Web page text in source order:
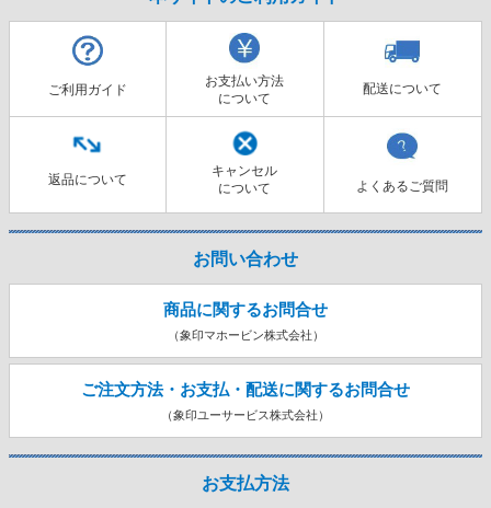
ご利用ガイド
お支払い方法
について
配送について
返品について
キャンセル
について
よくあるご質問
お問い合わせ
商品に関するお問合せ
（象印マホービン株式会社）
ご注文方法・お支払・配送に関するお問合せ
（象印ユーサービス株式会社）
お支払方法